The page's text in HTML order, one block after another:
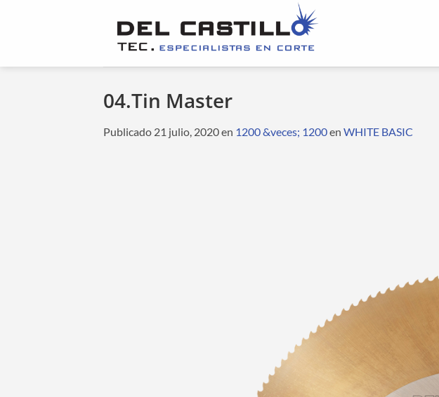
04.Tin Master
Publicado 21 julio, 2020en 1200 &veces; 1200en WHITE BASIC